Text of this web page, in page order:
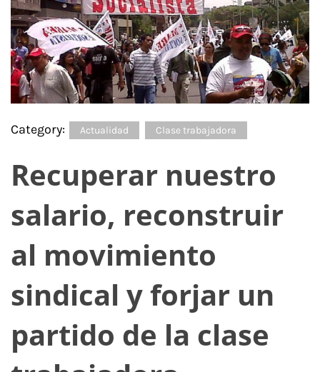
Category: Actualidad Clase trabajadora
Recuperar nuestro
salario, reconstruir
al movimiento
sindical y forjar un
partido de la clase